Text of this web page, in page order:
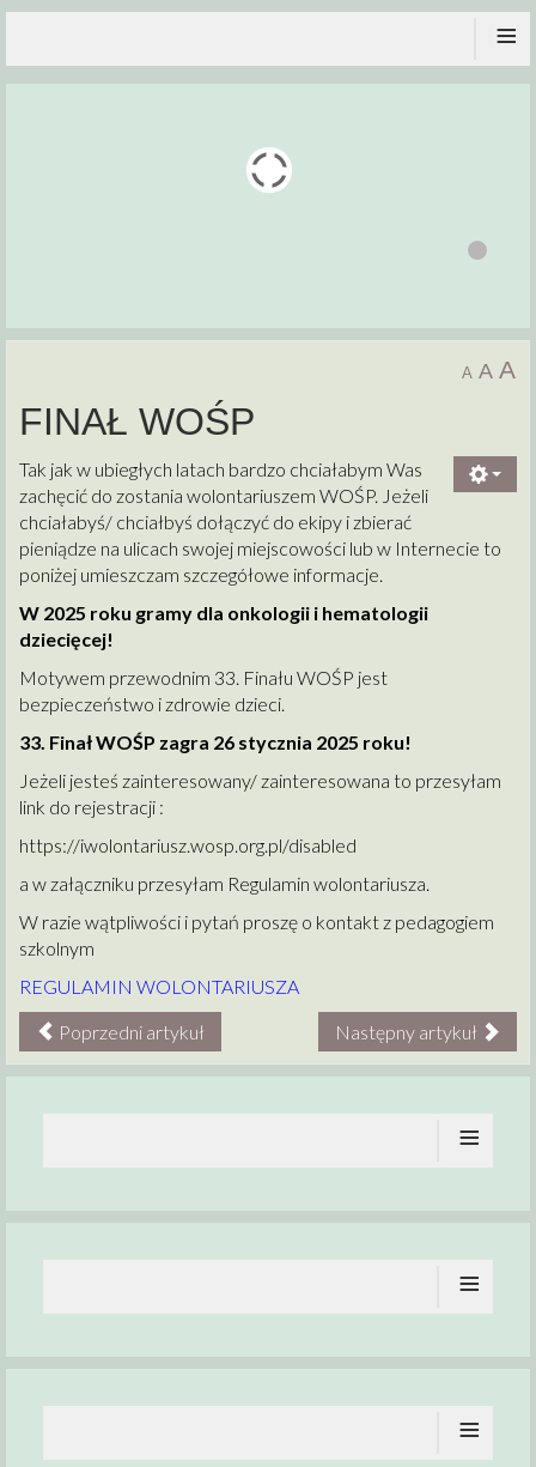
≡
A A A
FINAŁ WOŚP
Tak jak w ubiegłych latach bardzo chciałabym Was
zachęcić do zostania wolontariuszem WOŚP. Jeżeli
chciałabyś/ chciałbyś dołączyć do ekipy i zbierać
pieniądze na ulicach swojej miejscowości lub w Internecie to
poniżej umieszczam szczegółowe informacje.
W 2025 roku gramy dla onkologii i hematologii
dziecięcej!
Motywem przewodnim 33. Finału WOŚP jest
bezpieczeństwo i zdrowie dzieci.
33. Finał WOŚP zagra 26 stycznia 2025 roku!
Jeżeli jesteś zainteresowany/ zainteresowana to przesyłam
link do rejestracji :
https://iwolontariusz.wosp.org.pl/disabled
a w załączniku przesyłam Regulamin wolontariusza.
W razie wątpliwości i pytań proszę o kontakt z pedagogiem
szkolnym
REGULAMIN WOLONTARIUSZA
Poprzedni artykuł
Następny artykuł
≡
≡
≡